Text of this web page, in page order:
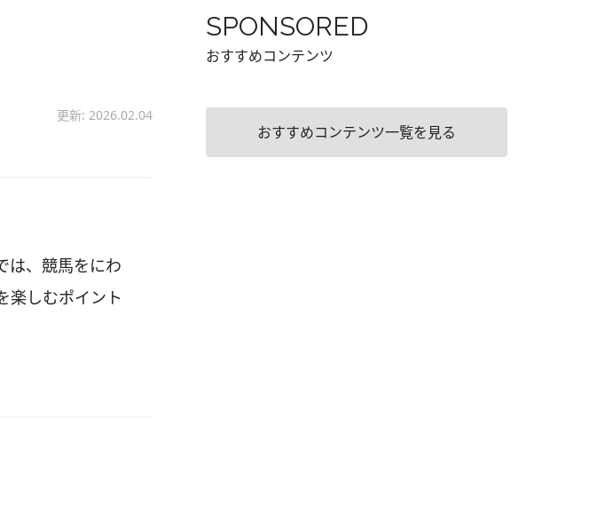
更新: 2026.02.04
は、競馬をにわ
楽しむポイント
SPONSORED
おすすめコンテンツ
おすすめコンテンツ一覧を見る